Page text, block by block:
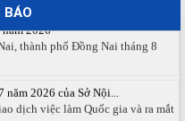
2026
thành phố Đồng Nai tháng 8
dịch việc làm Quốc gia và ra mắt